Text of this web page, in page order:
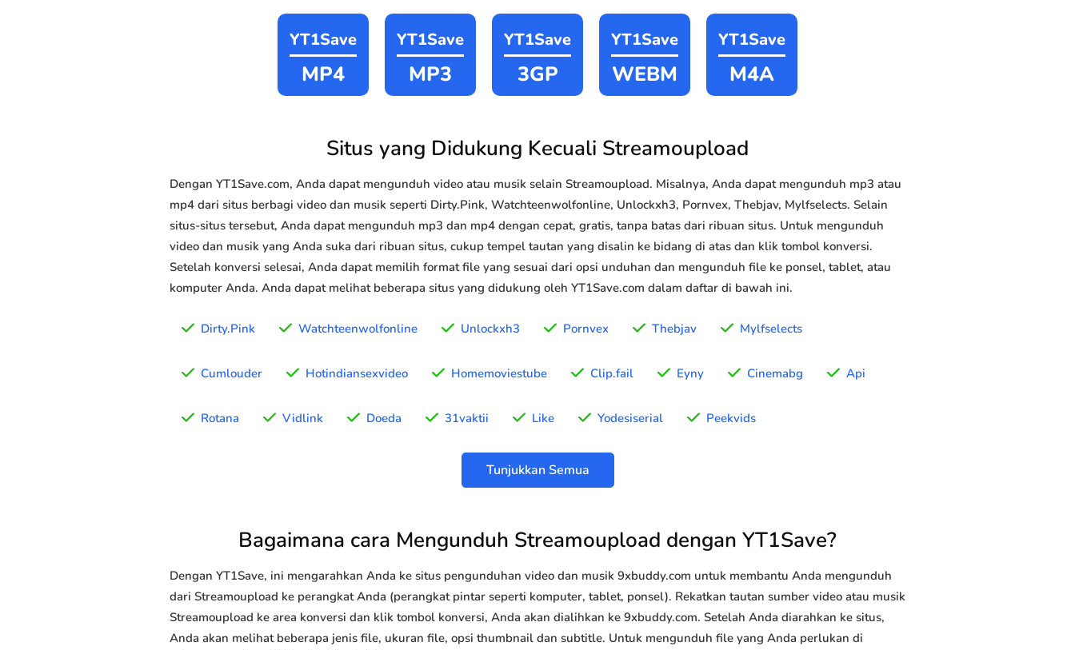
YT1Save
MP4
YT1Save
MP3
YT1Save
3GP
YT1Save
WEBM
YT1Save
M4A
Situs yang Didukung Kecuali Streamoupload
Dengan YT1Save.com, Anda dapat mengunduh video atau musik selain Streamoupload. Misalnya, Anda dapat mengunduh mp3 atau
mp4 dari situs berbagi video dan musik seperti Dirty.Pink, Watchteenwolfonline, Unlockxh3, Pornvex, Thebjav, Mylfselects. Selain
situs-situs tersebut, Anda dapat mengunduh mp3 dan mp4 dengan cepat, gratis, tanpa batas dari ribuan situs. Untuk mengunduh
video dan musik yang Anda suka dari ribuan situs, cukup tempel tautan yang disalin ke bidang di atas dan klik tombol konversi.
Setelah konversi selesai, Anda dapat memilih format file yang sesuai dari opsi unduhan dan mengunduh file ke ponsel, tablet, atau
komputer Anda. Anda dapat melihat beberapa situs yang didukung oleh YT1Save.com dalam daftar di bawah ini.
Dirty.Pink Watchteenwolfonline Unlockxh3 Pornvex Thebjav Mylfselects
Cumlouder Hotindiansexvideo Homemoviestube Clip.fail Eyny Cinemabg Api
Rotana Vidlink Doeda 31vaktii Like Yodesiserial Peekvids
Tunjukkan Semua
Bagaimana cara Mengunduh Streamoupload dengan YT1Save?
Dengan YT1Save, ini mengarahkan Anda ke situs pengunduhan video dan musik 9xbuddy.com untuk membantu Anda mengunduh
dari Streamoupload ke perangkat Anda (perangkat pintar seperti komputer, tablet, ponsel). Rekatkan tautan sumber video atau musik
Streamoupload ke area konversi dan klik tombol konversi, Anda akan dialihkan ke 9xbuddy.com. Setelah Anda diarahkan ke situs,
Anda akan melihat beberapa jenis file, ukuran file, opsi thumbnail dan subtitle. Untuk mengunduh file yang Anda perlukan di